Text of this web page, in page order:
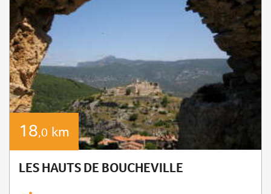
18,0 km
LES HAUTS DE BOUCHEVILLE